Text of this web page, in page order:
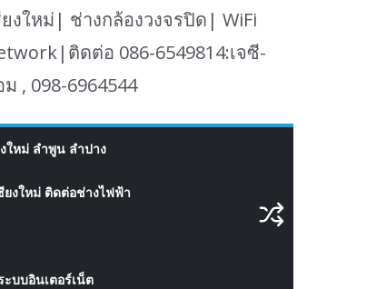
ยงใหม่| ช่างกล้องวงจรปิด| WiFi
ติดต่อ 086-6549814:เจซี-
, 098-6964544
ใหม่ ลำพูน ลำปาง
งใหม่ ติดต่อช่างไฟฟ้า
บบอินเตอร์เน็ต